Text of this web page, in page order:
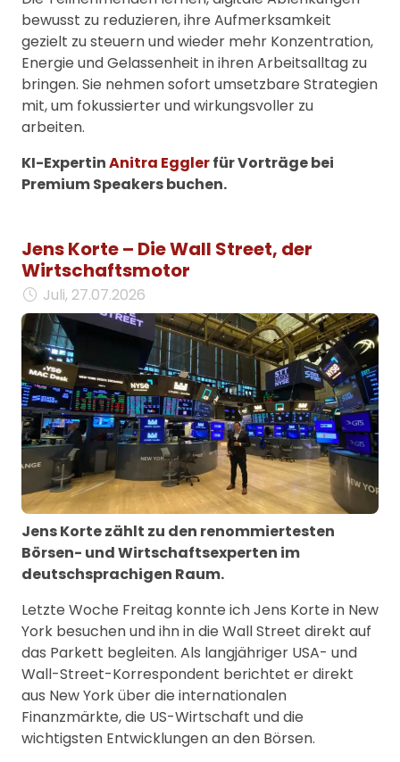
bewusst zu reduzieren, ihre Aufmerksamkeit
gezielt zu steuern und wieder mehr Konzentration,
Energie und Gelassenheit in ihren Arbeitsalltag zu
bringen. Sie nehmen sofort umsetzbare Strategien
mit, um fokussierter und wirkungsvoller zu
arbeiten.
KI-ExpertinAnitra Egglerfür Vorträge bei
Premium Speakers buchen.
Jens Korte – Die Wall Street, der
Wirtschaftsmotor
Juli, 27.07.2026
Jens Korte zählt zu den renommiertesten
Börsen- und Wirtschaftsexperten im
deutschsprachigen Raum.
Letzte Woche Freitag konnte ich Jens Korte in New
York besuchen und ihn in die Wall Street direkt auf
das Parkett begleiten. Als langjähriger USA- und
Wall-Street-Korrespondent berichtet er direkt
aus New York über die internationalen
Finanzmärkte, die US-Wirtschaft und die
wichtigsten Entwicklungen an den Börsen.